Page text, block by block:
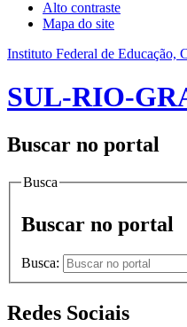
Alto contraste
Mapa do site
Instituto Federal de Educação,
SUL-RIO-
Buscar no portal
Busca
Buscar no portal
Busca:
Redes Sociais